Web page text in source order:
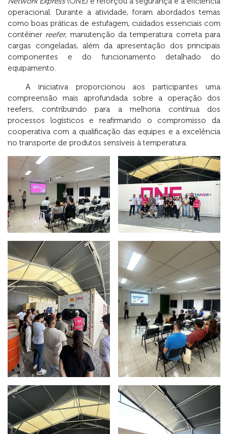
operacional. Durante a atividade, foram abordados temas
como boas práticas de estufagem, cuidados essenciais com
contêiner reefer, manutenção da temperatura correta para
cargas congeladas, além da apresentação dos principais
componentes e do funcionamento detalhado do
equipamento.
A iniciativa proporcionou aos participantes uma
compreensão mais aprofundada sobre a operação dos
reefers, contribuindo para a melhoria contínua dos
processos logísticos e reafirmando o compromisso da
cooperativa com a qualificação das equipes e a excelência
no transporte de produtos sensíveis à temperatura.